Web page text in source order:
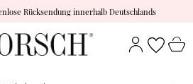
Rücksendung innerhalb Deutschlands